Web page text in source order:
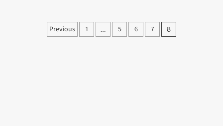
Paginação
Previous 1 … 5 6 7 8